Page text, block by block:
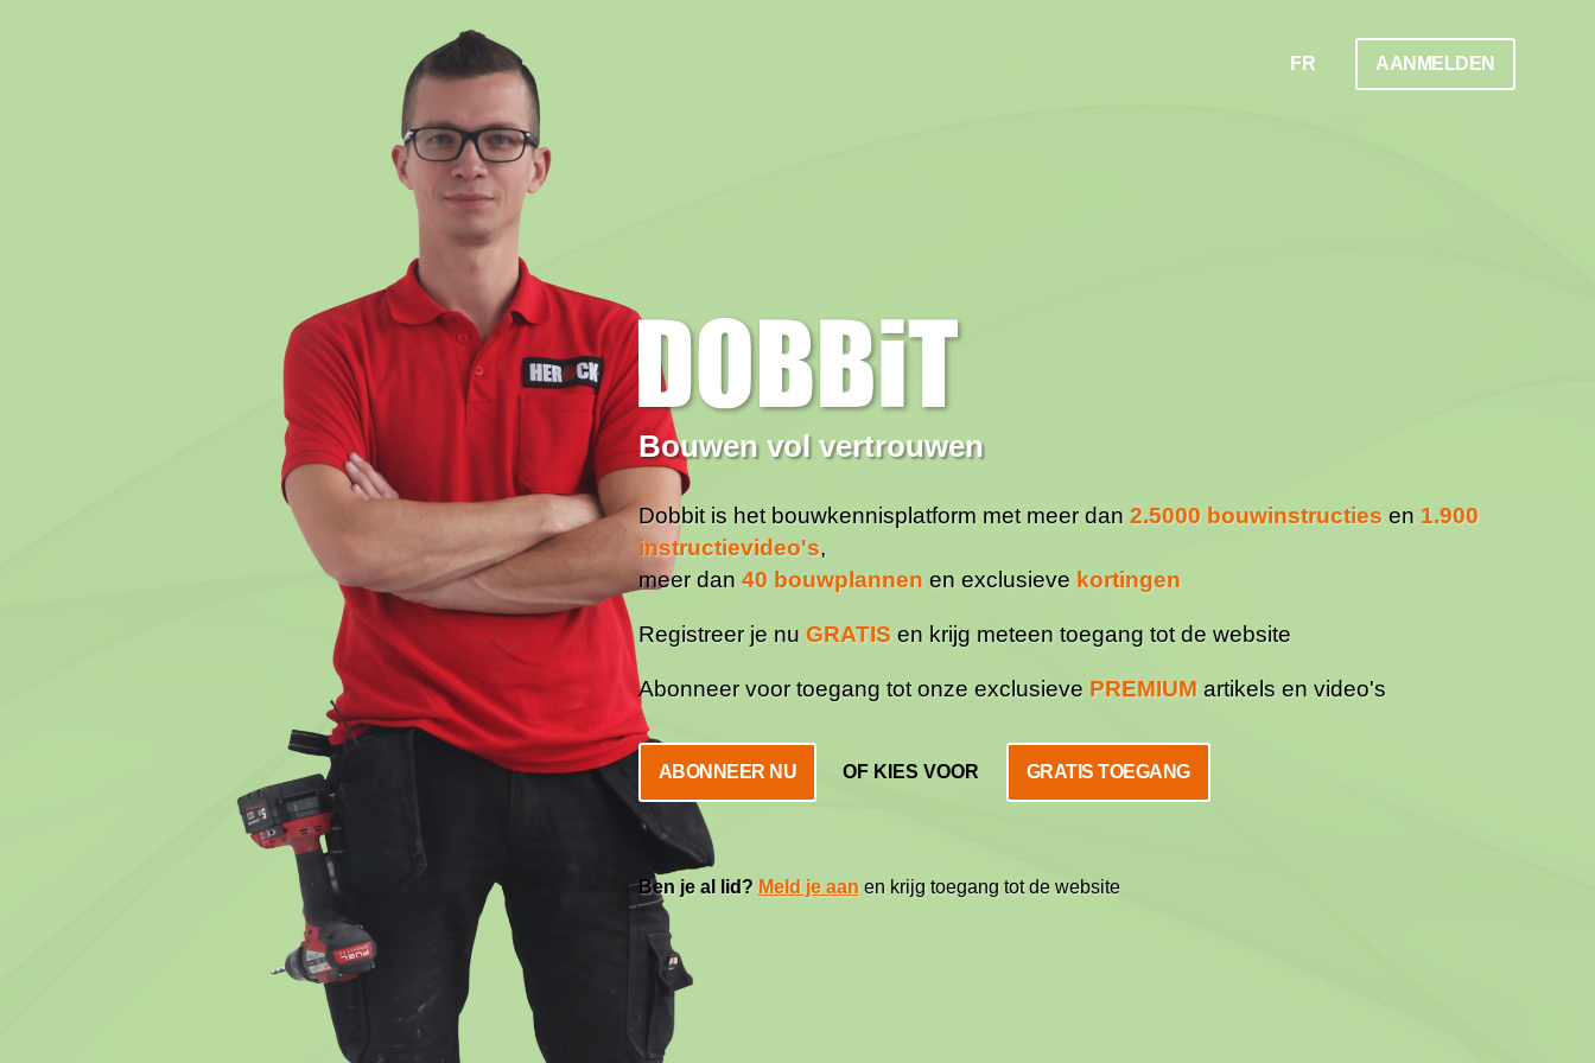
Bouwen vol vertrouwen
Dobbit is het bouwkennisplatform met meer dan 2.5000 bouwinstructiesen 1.900
instructievideo's,
meer dan 40 bouwplannen en exclusieve kortingen
Registreer je nu GRATISen krijg meteen toegang tot de website
Abonneer voor toegang tot onze exclusieve PREMIUMartikels en video's
ABONNEER NU OF KIES VOOR GRATIS TOEGANG
Ben je al lid? Meld je aanen krijg toegang tot de website
FR AANMELDEN